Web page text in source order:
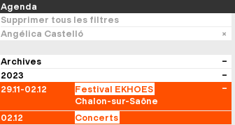
Agenda
Supprimer tous les filtres
Angélica Castelló
Archives
2023
29.11-02.12
Festival EKHOES
Chalon-sur-Saône
02.12
Concerts